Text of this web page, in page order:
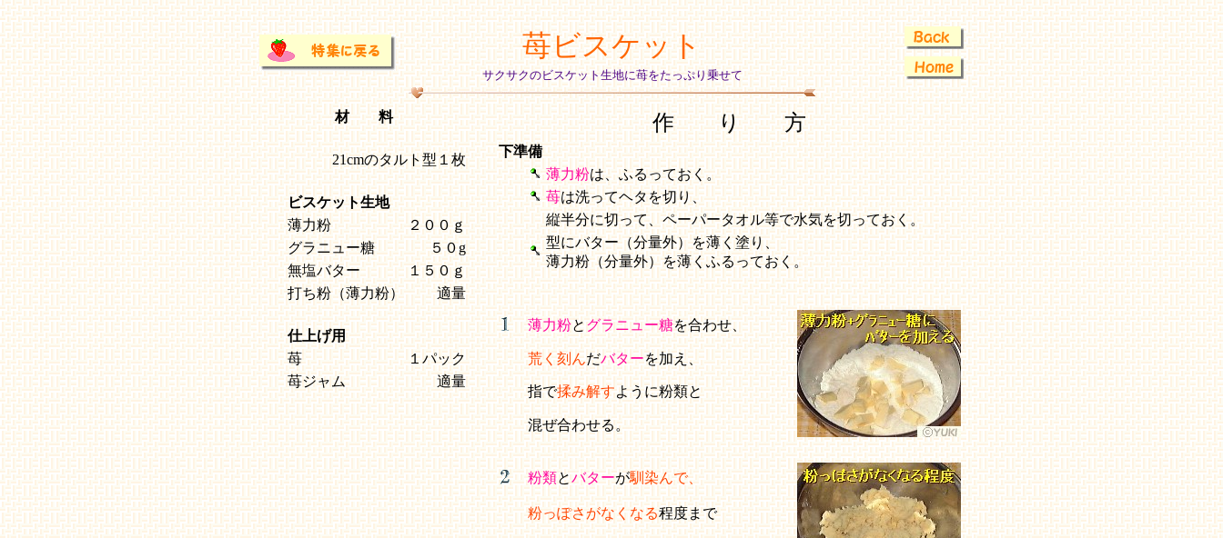
苺ビスケット
サクサクのビスケット生地に苺をたっぷり乗せて
材 料
21cmのタルト型１枚
ビスケット生地
薄力粉
２００ｇ
グラニュー糖
５０g
無塩バター
１５０ｇ
打ち粉（薄力粉）
適量
仕上げ用
苺
１パック
苺ジャム
適量
作 り 方
下準備
薄力粉は、ふるっておく。
苺は洗ってヘタを切り、
縦半分に切って、ペーパータオル等で水気を切っておく。
型にバター（分量外）を薄く塗り、
薄力粉（分量外）を薄くふるっておく。
薄力粉とグラニュー糖を合わせ、
荒く刻んだバターを加え、
指で揉み解すように粉類と
混ぜ合わせる。
粉類とバターが馴染んで、
粉っぽさがなくなる程度まで